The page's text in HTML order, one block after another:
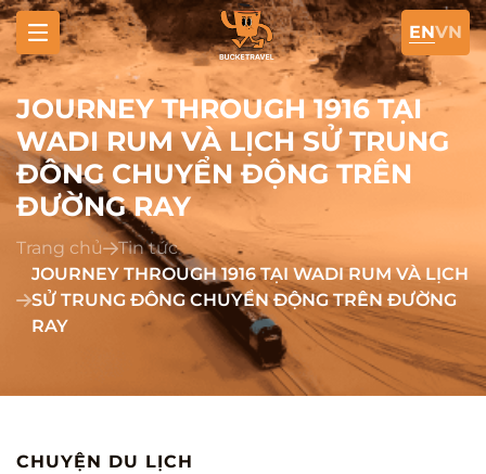
ENVN
JOURNEY THROUGH 1916 TẠI
WADI RUM VÀ LỊCH SỬ TRUNG
ĐÔNG CHUYỂN ĐỘNG TRÊN
ĐƯỜNG RAY
Trang chủ
Tin tức
JOURNEY THROUGH 1916 TẠI WADI RUM VÀ LỊCH
SỬ TRUNG ĐÔNG CHUYỂN ĐỘNG TRÊN ĐƯỜNG
RAY
CHUYỆN DU LỊCH